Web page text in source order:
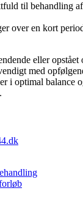
til behandling
over en kort
eller
med
i optimal balance